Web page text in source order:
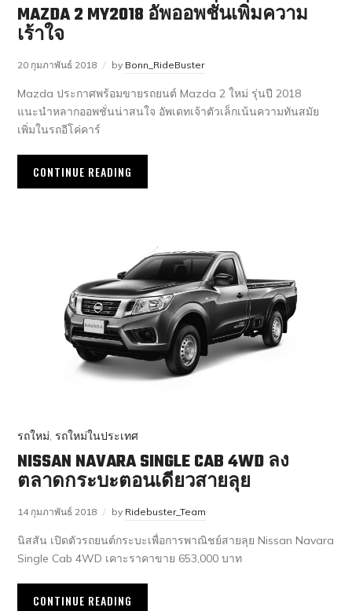
MAZDA 2 MY2018 อัพออพชั่นเพิ่มความ
เร้าใจ
20 กุมภาพันธ์ 2018 by Bonn_RideBuster
Mazda ประกาศพร้อมขายรถยนต์ Mazda 2 ใหม่ รุ่นปี 2018
แนะนำหลากออพชั่นน่าสนใจ อัพเดทเจ้าตัวเล็กเน้นความทันสมัย
เพิ่มในรถอีโค่คาร์
CONTINUE READING
รถใหม่,รถใหม่ในประเทศ
NISSAN NAVARA SINGLE CAB 4WD ลง
ตลาดกระบะตอนเดียวสายลุย
14 กุมภาพันธ์ 2018 by Ridebuster_Team
นิสสัน เปิดตัวรถยนต์กระบะเพื่อการพาณิชย์สายลุย Nissan Navara
Single Cab 4WD เคาะราคาขาย 653,000 บาท
CONTINUE READING